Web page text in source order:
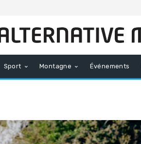
Sport Montagne Événements